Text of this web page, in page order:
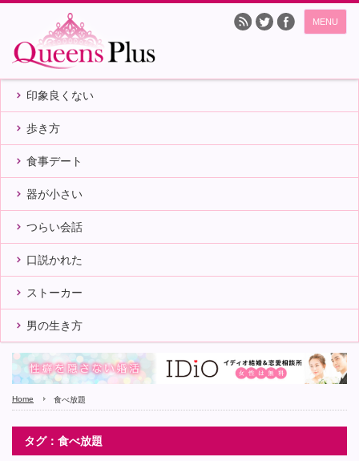
MENU
印象良くない
歩き方
食事デート
器が小さい
つらい会話
口説かれた
ストーカー
男の生き方
Home 食べ放題
タグ：食べ放題